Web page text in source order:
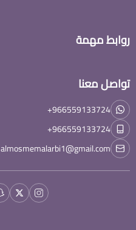
روابط مهمة
تواصل معنا
+966559133724
+966559133724
almosmemalarbi1@gmail.com